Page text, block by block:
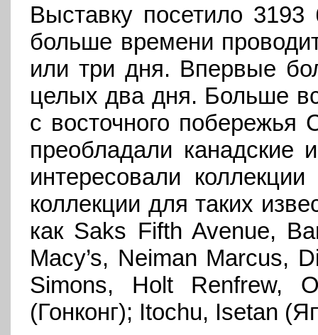
Выставку посетило
больше времени
или три дня. Впервые
целых два дня. Больше
с восточного
преобладали канадские
интересовали
коллекции для таких
как Saks Fifth Avenue,
Macy’s, Neiman Marcus,
Simons, Holt Renfrew,
(Гонконг); Itochu, Isetan